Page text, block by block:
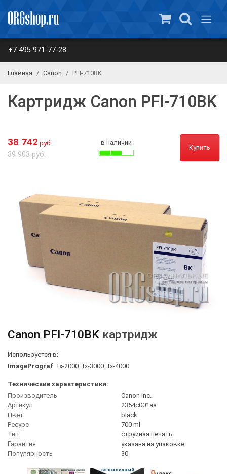
+7 495 971-77-28
Главная Canon PFI-710BK
Картридж Canon PFI-710BK
38 742 руб.
39 903 руб.
в наличии
Купить
Canon PFI-710BK картридж
Используется в:
ImagePrograf tx-2000 tx-3000 tx-4000
Технические характеристики:
Производитель
Canon Inc.
Артикул
2354c001aa
Цвет
black
Ресурс
700 ml
Тип
струйная печать
Гарантия
указана на упаковке
Популярность
30